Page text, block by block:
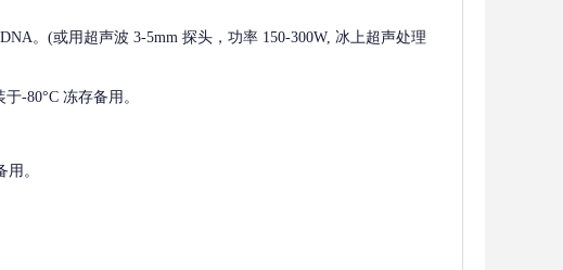
。(或用超声波 3-5mm 探头，功率 150-300W, 冰上超声处理
-80°C 冻存备用。
。